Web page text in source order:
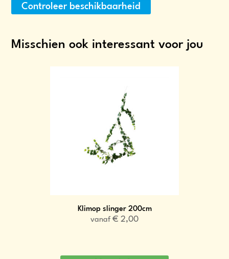
Controleer beschikbaarheid
Misschien ook interessant voor jou
Klimop slinger 200cm
vanaf € 2,00